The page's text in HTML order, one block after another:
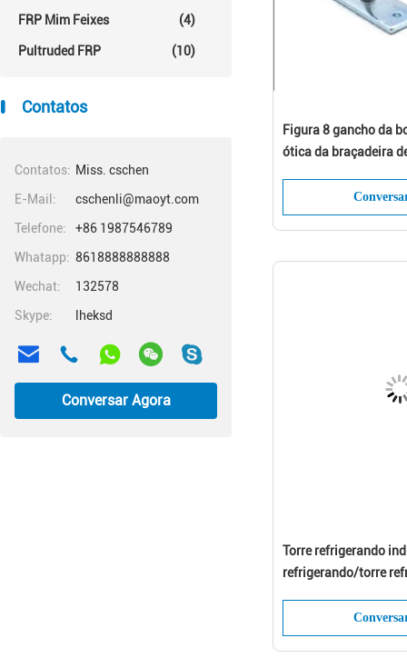
FRP Mim Feixes (4)
Pultruded FRP (10)
Contatos
Contatos: Miss. cschen
E-Mail:
cschenli@maoyt.com
Telefone:
+86 1987546789
Whatapp: 8618888888888
Wechat:
132578
Skype:
lheksd
Conversar Agora
Figura 8 gancho da
ótica da braçadeira
Torre refrigerando
refrigerando/torre